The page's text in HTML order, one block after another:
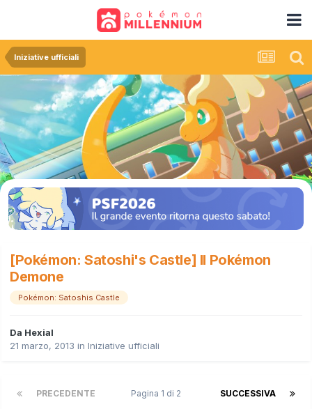
Iniziative ufficiali
[Pokémon: Satoshi's Castle] Il Pokémon
Demone
Pokémon: Satoshis Castle
Da Hexial
21 marzo, 2013 in Iniziative ufficiali
PRECEDENTE SUCCESSIVA
Pagina 1 di 2